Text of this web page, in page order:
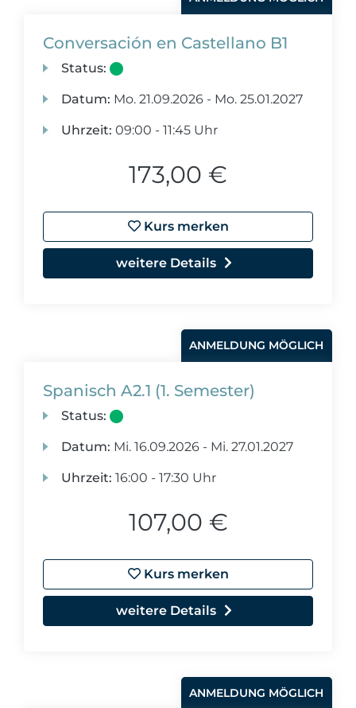
Conversación en Castellano B1
Status:
Datum: Mo. 21.09.2026 - Mo. 25.01.2027
Uhrzeit: 09:00 - 11:45 Uhr
173,00 €
Kurs merken
weitere Details
ANMELDUNG MÖGLICH
Spanisch A2.1 (1. Semester)
Status:
Datum: Mi. 16.09.2026 - Mi. 27.01.2027
Uhrzeit: 16:00 - 17:30 Uhr
107,00 €
Kurs merken
weitere Details
ANMELDUNG MÖGLICH